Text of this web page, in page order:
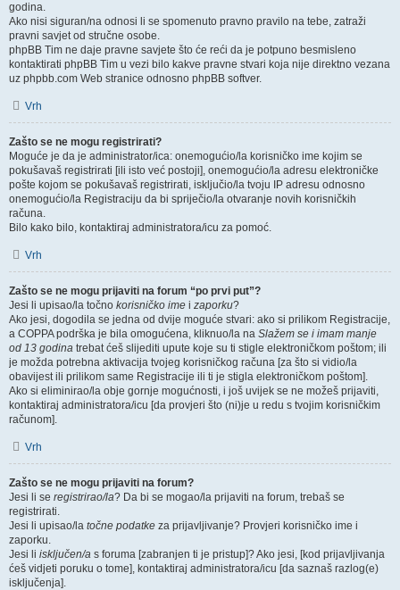
godina.
Ako nisi siguran/na odnosi li se spomenuto pravno pravilo na tebe, zatraži
pravni savjet od stručne osobe.
phpBB Tim ne daje pravne savjete što će reći da je potpuno besmisleno
kontaktirati phpBB Tim u vezi bilo kakve pravne stvari koja nije direktno vezana
uz phpbb.com Web stranice odnosno phpBB softver.
Vrh
Zašto se ne mogu registrirati?
Moguće je da je administrator/ica: onemogućio/la korisničko ime kojim se
pokušavaš registrirati [ili isto već postoji], onemogućio/la adresu elektroničke
pošte kojom se pokušavaš registrirati, isključio/la tvoju IP adresu odnosno
onemogućio/la Registraciju da bi spriječio/la otvaranje novih korisničkih
računa.
Bilo kako bilo, kontaktiraj administratora/icu za pomoć.
Vrh
Zašto se ne mogu prijaviti na forum “po prvi put”?
Jesi li upisao/la točno korisničko ime i zaporku?
Ako jesi, dogodila se jedna od dvije moguće stvari: ako si prilikom Registracije,
a COPPA podrška je bila omogućena, kliknuo/la na Slažem se i imam manje
od 13 godina trebat ćeš slijediti upute koje su ti stigle elektroničkom poštom; ili
je možda potrebna aktivacija tvojeg korisničkog računa [za što si vidio/la
obavijest ili prilikom same Registracije ili ti je stigla elektroničkom poštom].
Ako si eliminirao/la obje gornje mogućnosti, i još uvijek se ne možeš prijaviti,
kontaktiraj administratora/icu [da provjeri što (ni)je u redu s tvojim korisničkim
računom].
Vrh
Zašto se ne mogu prijaviti na forum?
Jesi li se registrirao/la? Da bi se mogao/la prijaviti na forum, trebaš se
registrirati.
Jesi li upisao/la točne podatke za prijavljivanje? Provjeri korisničko ime i
zaporku.
Jesi li isključen/a s foruma [zabranjen ti je pristup]? Ako jesi, [kod prijavljivanja
ćeš vidjeti poruku o tome], kontaktiraj administratora/icu [da saznaš razlog(e)
isključenja].